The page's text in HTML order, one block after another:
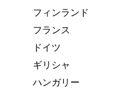
フィンランド
フランス
ドイツ
ギリシャ
ハンガリー